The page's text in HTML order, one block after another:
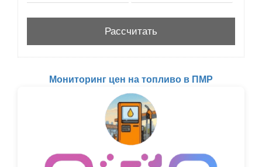
Мониторинг цен на топливо в ПМР